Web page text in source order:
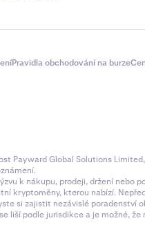
Pravidla obchodování na burze
Payward Global Solutions
k nákupu, prodeji, držení nebo
kryptoměny, kterou nabízí.
si zajistit nezávislé poradenství
liší podle jurisdikce a je možné,